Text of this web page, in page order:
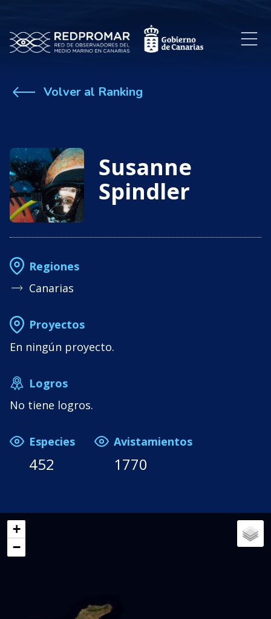
Volver al Ranking
Susanne
Spindler
Regiones
Canarias
Proyectos
En ningún proyecto.
Logros
No tiene logros.
Especies
452
Avistamientos
1770
+
−